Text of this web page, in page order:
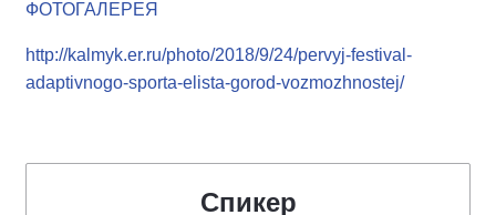
ФОТОГАЛЕРЕЯ
http://kalmyk.er.ru/photo/2018/9/24/pervyj-festival-
adaptivnogo-sporta-elista-gorod-vozmozhnostej/
Спикер